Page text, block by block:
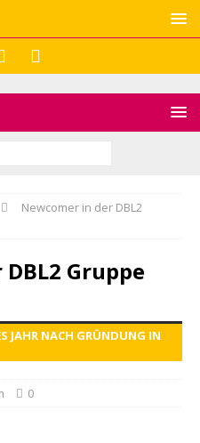
Newcomer in der DBL2
Gruppe
JAHR NACH GRÜNDUNG IN
0